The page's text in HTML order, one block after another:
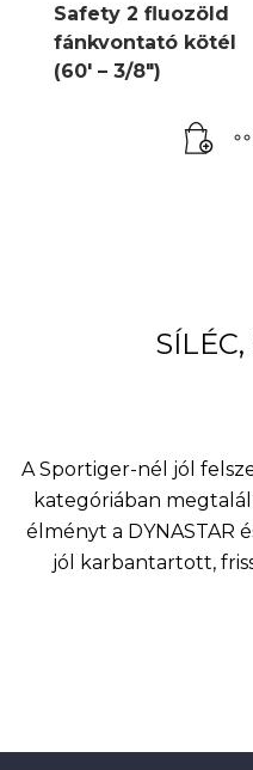
Safety 2 fluozöld
fánkvontató kötél
(60′ – 3/8″)
A Sportiger-nél jól
kategóriában
élményt a DYNASTAR
jól karbantartott,